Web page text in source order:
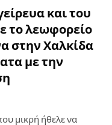
και του
το λεωφορείο
στην Χαλκίδα
με την
μικρή ήθελε να